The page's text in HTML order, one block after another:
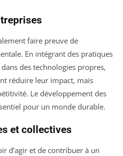
faire preuve de
En intégrant des pratiques
des technologies propres,
réduire leur impact, mais
Le développement des
pour un monde durable.
et collectives
d’agir et de contribuer à un